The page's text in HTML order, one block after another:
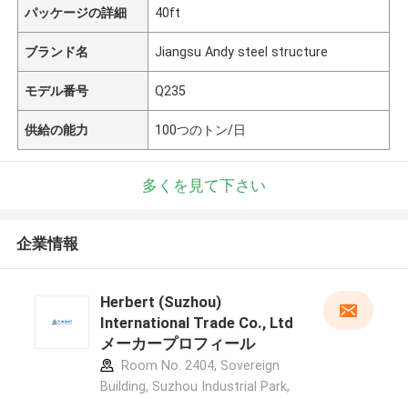
パッケージの詳細 40ft
ブランド名 Jiangsu Andy steel structure
モデル番号 Q235
供給の能力 100つのトン/日
多くを見て下さい
企業情報
Herbert (Suzhou)
International Trade Co., Ltd
メーカープロフィール
Room No. 2404, Sovereign
Building, Suzhou Industrial Park,